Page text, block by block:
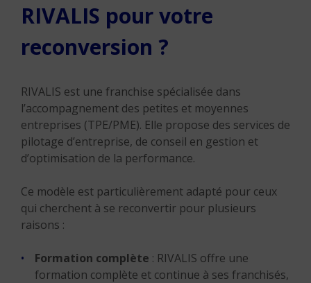
RIVALIS pour votre
reconversion ?
RIVALIS est une franchise spécialisée dans
l’accompagnement des petites et moyennes
entreprises (TPE/PME). Elle propose des services de
pilotage d’entreprise, de conseil en gestion et
d’optimisation de la performance.
Ce modèle est particulièrement adapté pour ceux
qui cherchent à se reconvertir pour plusieurs
raisons :
Formation complète : RIVALIS offre une
formation complète et continue à ses franchisés,